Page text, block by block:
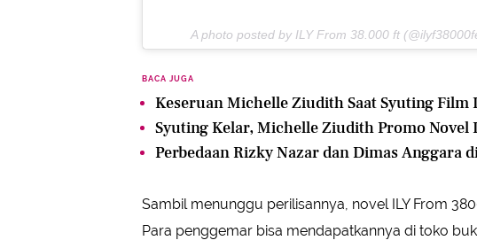
A photo posted by ILY From 38.000 ft
BACA JUGA
Keseruan Michelle Ziudith Saat Syuting Film
Syuting Kelar, Michelle Ziudith Promo Novel
Perbedaan Rizky Nazar dan Dimas Anggara
Sambil menunggu perilisannya, novel ILY From
Para penggemar bisa mendapatkannya di toko